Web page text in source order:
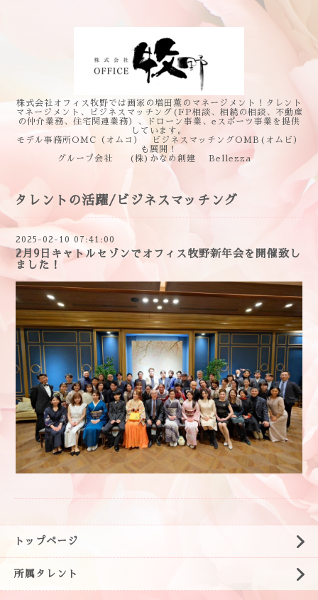
株式会社オフィス牧野では画家の増田薫のマネージメント！タレント
マネージメント、ビジネスマッチング(FP相談、相続の相談、不動産
の仲介業務、住宅関連業務）、ドローン事業、eスポーツ事業を提供
しています。
モデル事務所OMC（オムコ） ビジネスマッチングOMB(オムビ）
も展開！
グループ会社 (株)かなめ創建 Bellezza
タレントの活躍/ビジネスマッチング
2025-02-10 07:41:00
2月9日キャトルセゾンでオフィス牧野新年会を開催致し
ました！
トップページ
所属タレント